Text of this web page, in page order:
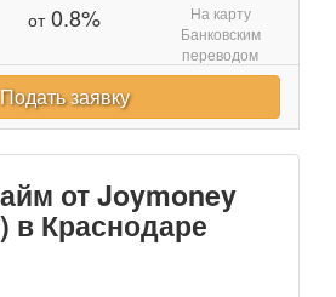
от0.8%
На карту
Банковским
переводом
Подать заявку
от Joymoney
в Краснодаре